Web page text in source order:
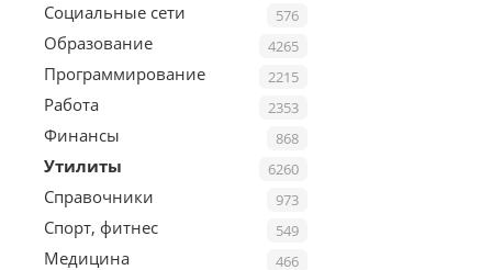
576
Социальные сети
4265
Образование
2215
Программирование
2353
Работа
868
Финансы
6260
Утилиты
973
Справочники
549
Спорт, фитнес
466
Медицина